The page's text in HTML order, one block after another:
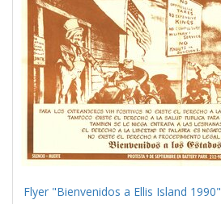
Flyer "Bienvenidos a Ellis Island 1990"